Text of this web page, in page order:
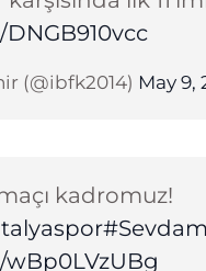
(@ibfk2014) May 9,
kadromuz!